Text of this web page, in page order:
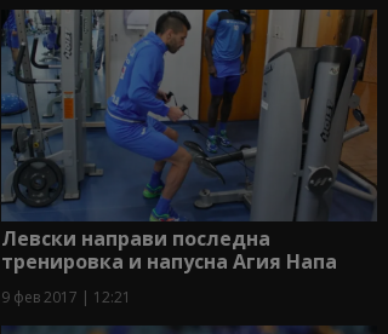
Левски направи последна
тренировка и напусна Агия Напа
9 фев 2017 | 12:21